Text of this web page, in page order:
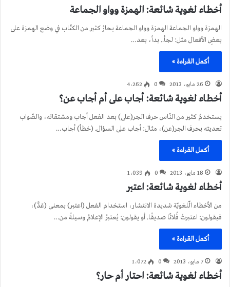
أخطاء لغوية شائعة: الهمزة وواو الجماعة
الهمزة وواو الجماعة الهمزة وواو الجماعة يحارُ كثير من الكتّاب في وضع الهمزة على
بعضِ الأفعال مثل: لجأ.. بدأ، بعد…
أكمل القراءة »
26 مايو، 2013 0 4٬262
أخطاء لغوية شائعة: أجاب على أم أجاب عن؟
يستخدمُ كثير من النّاس حرف الجر(على) بعد الفعل أجاب ومشتقاته، والصّواب
تعديته بحرف الجر(عن)، مثال: أجاب على السؤال. (خطأ) أجاب…
أكمل القراءة »
18 مايو، 2013 0 1٬039
أخطاء لغوية شائعة: اعتبر
من الأخطاء الّلغويّة شديدة الانتشار، استخدام الفعل (اعتبر) بمعنى (عَدَّ)،
فيقولون: اعتبرتُ فُلانًا صديقًا. أو يقولون: يُعتبرُ الإعلامُ وسيلةً من…
أكمل القراءة »
7 مايو، 2013 0 1٬072
أخطاء لغوية شائعة: احتار أم حار؟